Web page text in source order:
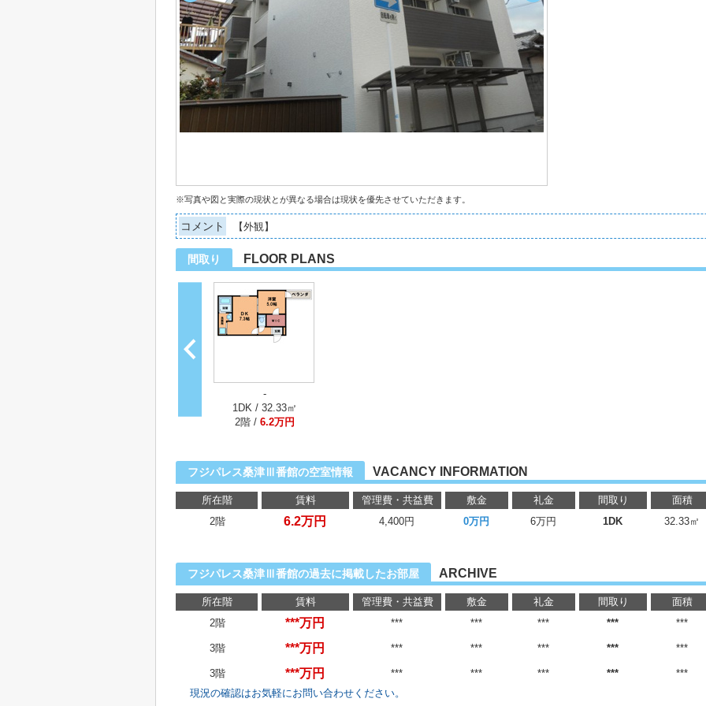
※写真や図と実際の現状とが異なる場合は現状を優先させていただきます。
コメント 【外観】
間取り FLOOR PLANS
-
1DK / 32.33㎡
2階 / 6.2万円
フジパレス桑津Ⅲ番館の空室情報 VACANCY INFORMATION
所在階 賃料 管理費・共益費 敷金 礼金 間取り
面積
2階
6.2万円 4,400円 0万円 6万円 1DK 32.33㎡
フジパレス桑津Ⅲ番館の過去に掲載したお部屋 ARCHIVE
所在階 賃料 管理費・共益費 敷金 礼金 間取り
面積
2階
***万円 *** *** *** *** ***
3階 ***万円 *** *** *** *** ***
3階 ***万円 *** *** *** ***
***
現況の確認はお気軽にお問い合わせください。